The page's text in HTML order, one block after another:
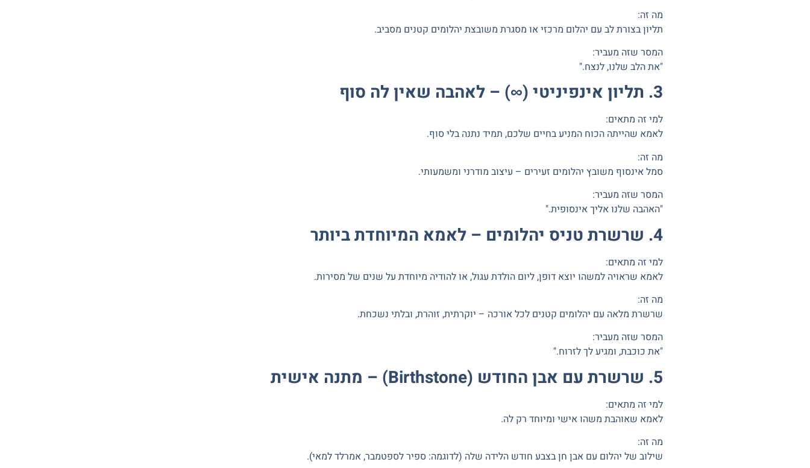
מה זה:
תליון בצורת לב עם יהלום מרכזי או מסגרת משובצת יהלומים קטנים מסביב.
המסר שזה מעביר:
"את הלב שלנו, לנצח."
3. תליון אינפיניטי (∞) – לאהבה שאין לה סוף
למי זה מתאים:
לאמא שהייתה הכוח המניע בחיים שלכם, תמיד נתנה בלי סוף.
מה זה:
סמל אינסוף משובץ יהלומים זעירים – עיצוב מודרני ומשמעותי.
המסר שזה מעביר:
"האהבה שלנו אליך אינסופית."
4. שרשרת טניס יהלומים – לאמא המיוחדת ביותר
למי זה מתאים:
לאמא שראויה למשהו יוצא דופן, ליום הולדת עגול, או להודיה מיוחדת על שנים של מסירות.
מה זה:
שרשרת מלאה עם יהלומים קטנים לכל אורכה – יוקרתית, זוהרת, ובלתי נשכחת.
המסר שזה מעביר:
"את כוכבת, ומגיע לך לזרוח."
5. שרשרת עם אבן החודש (Birthstone) – מתנה אישית
למי זה מתאים:
לאמא שאוהבת משהו אישי ומיוחד רק לה.
מה זה:
שילוב של יהלום עם אבן חן בצבע חודש הלידה שלה (לדוגמה: ספיר לספטמבר, אמרלד למאי).